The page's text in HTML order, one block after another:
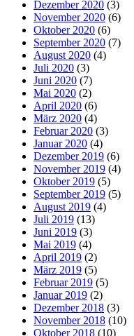
Dezember 2020 (3)
November 2020 (6)
Oktober 2020 (6)
September 2020 (7)
August 2020 (4)
Juli 2020 (3)
Juni 2020 (7)
Mai 2020 (2)
April 2020 (6)
März 2020 (4)
Februar 2020 (3)
Januar 2020 (4)
Dezember 2019 (6)
November 2019 (4)
Oktober 2019 (5)
September 2019 (5)
August 2019 (4)
Juli 2019 (13)
Juni 2019 (3)
Mai 2019 (4)
April 2019 (2)
März 2019 (5)
Februar 2019 (5)
Januar 2019 (2)
Dezember 2018 (3)
November 2018 (10)
Oktober 2018 (10)